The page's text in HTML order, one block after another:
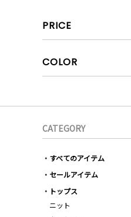
PRICE
COLOR
CATEGORY
すべてのアイテム
セールアイテム
トップス
ニット